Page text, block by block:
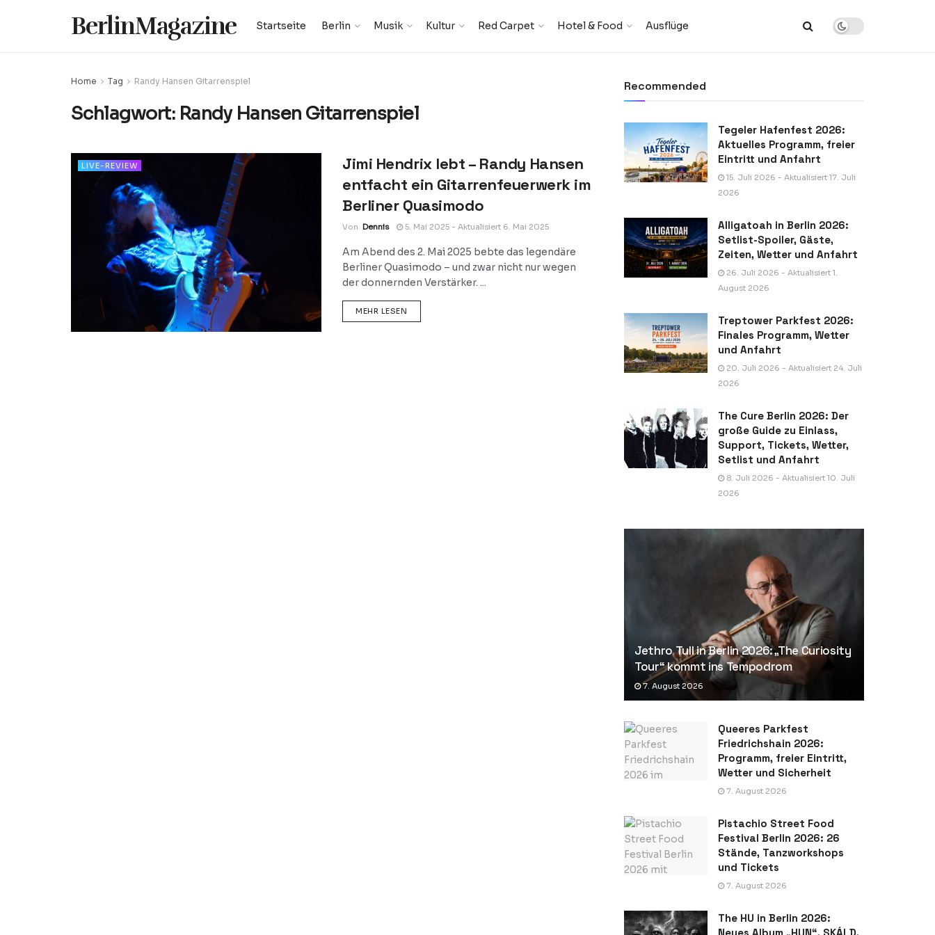
BerlinMagazine Startseite Berlin Musik Kultur Red Carpet Hotel & Food Ausflüge
Home Tag Randy Hansen Gitarrenspiel
Schlagwort: Randy Hansen Gitarrenspiel
LIVE-REVIEW
Jimi Hendrix lebt – Randy Hansen
entfacht ein Gitarrenfeuerwerk im
Berliner Quasimodo
Von Dennis 5. Mai 2025 - Aktualisiert 6. Mai 2025
Am Abend des 2. Mai 2025 bebte das legendäre
Berliner Quasimodo – und zwar nicht nur wegen
der donnernden Verstärker. ...
MEHR LESEN
Recommended
Tegeler Hafenfest 2026:
Aktuelles Programm, freier
Eintritt und Anfahrt
15. Juli 2026 - Aktualisiert 17. Juli
2026
Alligatoah in Berlin 2026:
Setlist-Spoiler, Gäste,
Zeiten, Wetter und Anfahrt
26. Juli 2026 - Aktualisiert 1.
August 2026
Treptower Parkfest 2026:
Finales Programm, Wetter
und Anfahrt
20. Juli 2026 - Aktualisiert 24. Juli
2026
The Cure Berlin 2026: Der
große Guide zu Einlass,
Support, Tickets, Wetter,
Setlist und Anfahrt
8. Juli 2026 - Aktualisiert 10. Juli
2026
Jethro Tull in Berlin 2026: „The Curiosity
Tour“ kommt ins Tempodrom
7. August 2026
Queeres Parkfest
Friedrichshain 2026:
Programm, freier Eintritt,
Wetter und Sicherheit
7. August 2026
Pistachio Street Food
Festival Berlin 2026: 26
Stände, Tanzworkshops
und Tickets
7. August 2026
The HU in Berlin 2026:
Neues Album „HUN“, SKÁLD,